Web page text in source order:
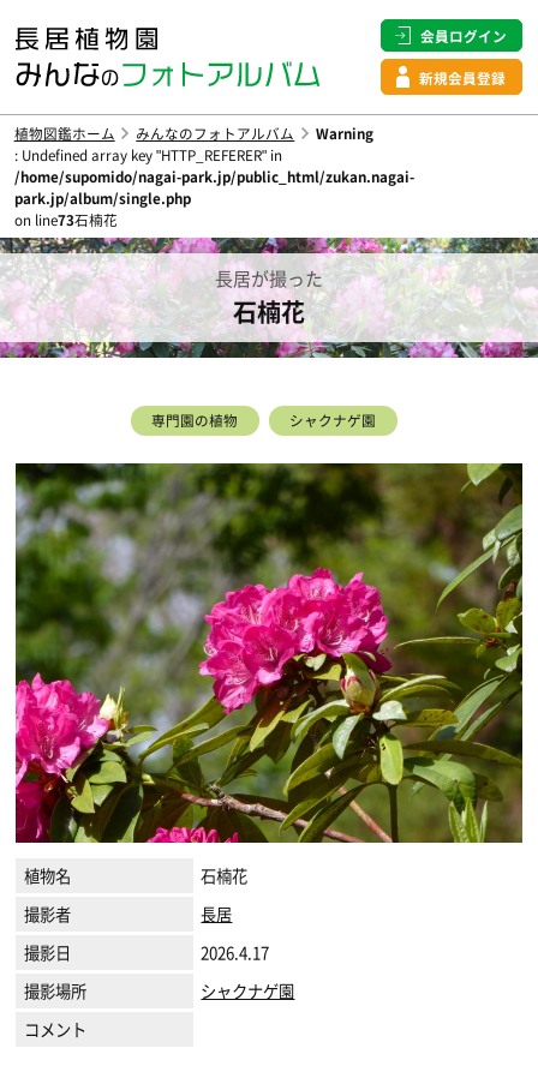
会員ログイン
新規会員登録
植物図鑑ホーム みんなのフォトアルバム
Warning
: Undefined array key "HTTP_REFERER" in
/home/supomido/nagai-park.jp/public_html/zukan.nagai-
park.jp/album/single.php
on line73石楠花
長居が撮った
石楠花
専門園の植物 シャクナゲ園
植物名
石楠花
撮影者
長居
撮影日
2026.4.17
撮影場所
シャクナゲ園
コメント